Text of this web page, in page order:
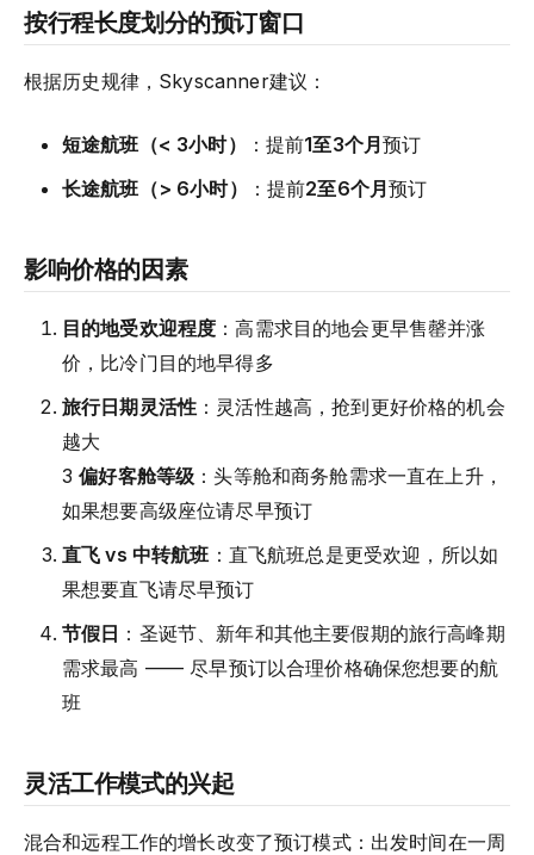
按行程长度划分的预订窗口
根据历史规律，Skyscanner建议：
短途航班（< 3小时） ：提前1至3个月预订
长途航班（> 6小时）
：提前2至6个月预订
影响价格的因素
目的地受欢迎程度 ：高需求目的地会更早售罄并涨
价，比冷门目的地早得多
旅行日期灵活性 ：灵活性越高，抢到更好价格的机会
越大
3偏好客舱等级 ：头等舱和商务舱需求一直在上升，
如果想要高级座位请尽早预订
直飞 vs 中转航班 ：直飞航班总是更受欢迎，所以如
果想要直飞请尽早预订
节假日 ：圣诞节、新年和其他主要假期的旅行高峰期
需求最高 —— 尽早预订以合理价格确保您想要的航
班
灵活工作模式的兴起
混合和远程工作的增长改变了预订模式：出发时间在一周